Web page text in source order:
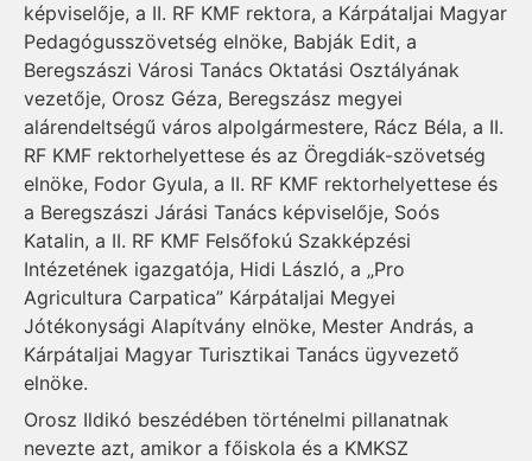
képviselője, a II. RF KMF rektora, a Kárpátaljai Magyar
Pedagógusszövetség elnöke, Babják Edit, a
Beregszászi Városi Tanács Oktatási Osztályának
vezetője, Orosz Géza, Beregszász megyei
alárendeltségű város alpolgármestere, Rácz Béla, a II.
RF KMF rektorhelyettese és az Öregdiák-szövetség
elnöke, Fodor Gyula, a II. RF KMF rektorhelyettese és
a Beregszászi Járási Tanács képviselője, Soós
Katalin, a II. RF KMF Felsőfokú Szakképzési
Intézetének igazgatója, Hidi László, a „Pro
Agricultura Carpatica” Kárpátaljai Megyei
Jótékonysági Alapítvány elnöke, Mester András, a
Kárpátaljai Magyar Turisztikai Tanács ügyvezető
elnöke.
Orosz Ildikó beszédében történelmi pillanatnak
nevezte azt, amikor a főiskola és a KMKSZ